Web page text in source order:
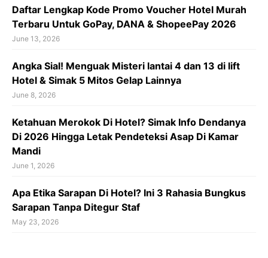
Daftar Lengkap Kode Promo Voucher Hotel Murah
Terbaru Untuk GoPay, DANA & ShopeePay 2026
June 13, 2026
Angka Sial! Menguak Misteri lantai 4 dan 13 di lift
Hotel & Simak 5 Mitos Gelap Lainnya
June 8, 2026
Ketahuan Merokok Di Hotel? Simak Info Dendanya
Di 2026 Hingga Letak Pendeteksi Asap Di Kamar
Mandi
June 1, 2026
Apa Etika Sarapan Di Hotel? Ini 3 Rahasia Bungkus
Sarapan Tanpa Ditegur Staf
May 23, 2026